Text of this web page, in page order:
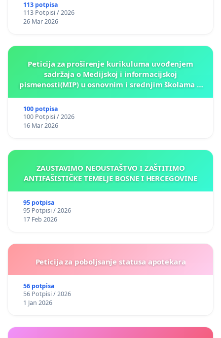
113 potpisa
113 Potpisi / 2026
26 Mar 2026
Peticija za proširenje kurikuluma uvođenjem
sadržaja o Medijskoj i informacijskoj
pismenosti(MIP) u osnovnim i srednjim školama u
100 potpisa
100 Potpisi / 2026
16 Mar 2026
ZAUSTAVIMO NEOUSTAŠTVO I ZAŠTITIMO
ANTIFAŠISTIČKE TEMELJE BOSNE I HERCEGOVINE
95 potpisa
95 Potpisi / 2026
17 Feb 2026
Peticija za poboljsanje statusa apotekara
56 potpisa
56 Potpisi / 2026
1 Jan 2026